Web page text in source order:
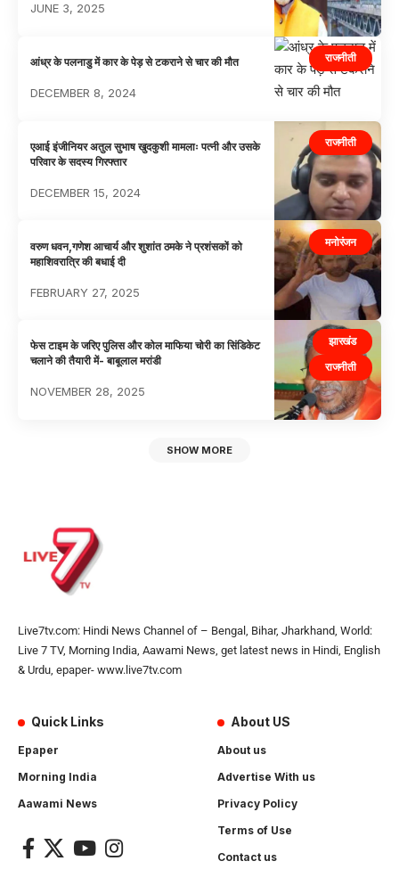
JUNE 3, 2025
राजनीती
आंध्र के पलनाडु में कार के पेड़ से टकराने से चार की मौत
DECEMBER 8, 2024
राजनीती
एआई इंजीनियर अतुल सुभाष खुदकुशी मामलाः पत्नी और उसके
परिवार के सदस्य गिरफ्तार
DECEMBER 15, 2024
मनोरंजन
वरुण धवन,गणेश आचार्य और शुशांत ठमके ने प्रशंसकों को
महाशिवरात्रि की बधाई दी
FEBRUARY 27, 2025
झारखंड
राजनीती
फेस टाइम के जरिए पुलिस और कोल माफिया चोरी का सिंडिकेट
चलाने की तैयारी में- बाबूलाल मरांडी
NOVEMBER 28, 2025
SHOW MORE
Live7tv.com: Hindi News Channel of – Bengal, Bihar, Jharkhand, World:
Live 7 TV, Morning India, Aawami News, get latest news in Hindi, English
& Urdu, epaper- www.live7tv.com
Quick Links
Epaper
Morning India
Aawami News
About US
About us
Advertise With us
Privacy Policy
Terms of Use
Contact us